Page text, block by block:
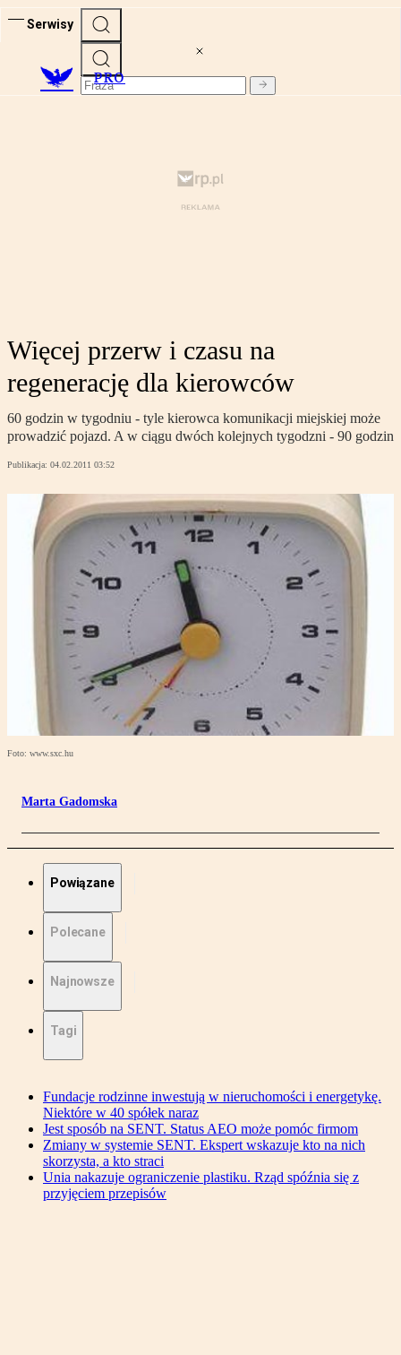
Serwisy
PRO
Więcej przerw i czasu na
regenerację dla kierowców
60 godzin w tygodniu - tyle kierowca komunikacji miejskiej może
prowadzić pojazd. A w ciągu dwóch kolejnych tygodzni - 90 godzin
Publikacja: 04.02.2011 03:52
Foto: www.sxc.hu
Marta Gadomska
Powiązane
Polecane
Najnowsze
Tagi
Fundacje rodzinne inwestują w nieruchomości i energetykę.
Niektóre w 40 spółek naraz
Jest sposób na SENT. Status AEO może pomóc firmom
Zmiany w systemie SENT. Ekspert wskazuje kto na nich
skorzysta, a kto straci
Unia nakazuje ograniczenie plastiku. Rząd spóźnia się z
przyjęciem przepisów